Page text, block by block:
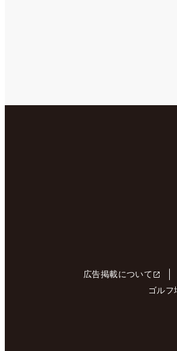
広告掲載について
ゴルフ